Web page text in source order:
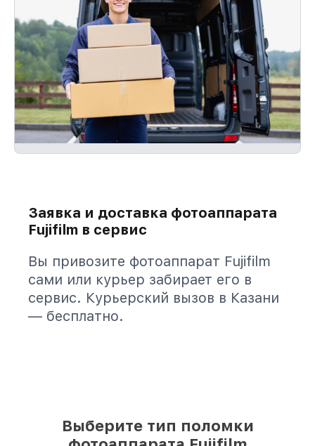
Заявка и доставка фотоаппарата
Fujifilm в сервис
Вы привозите фотоаппарат Fujifilm
сами или курьер забирает его в
сервис. Курьерский вызов в Казани
— бесплатно.
Выберите тип поломки